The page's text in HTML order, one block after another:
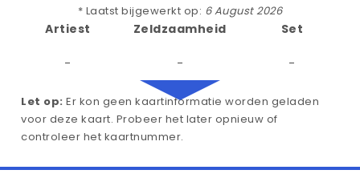
* Laatst bijgewerkt op: 6 August 2026
Artiest
-
Zeldzaamheid
-
Set
-
Let op: Er kon geen kaartinformatie worden geladen
voor deze kaart. Probeer het later opnieuw of
controleer het kaartnummer.